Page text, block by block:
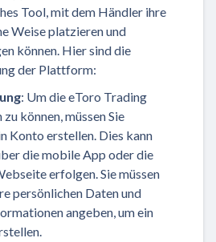
Tool, mit dem Händler ihre
Weise platzieren und
können. Hier sind die
der Plattform:
: Um die eToro Trading
können, müssen Sie
Konto erstellen. Dies kann
die mobile App oder die
erfolgen. Sie müssen
persönlichen Daten und
angeben, um ein